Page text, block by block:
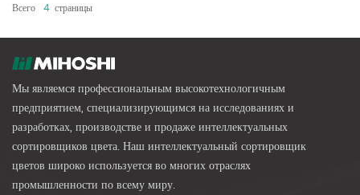
Всего 4 Страницы
Мы являемся профессиональным высокотехнологичным
предприятием, специализирующимся на исследованиях и
разработках, производстве и продаже интеллектуальных
сортировщиков цвета. Наш интеллектуальный сортировщик
цветов широко используется во многих отраслях
промышленности по всему миру.